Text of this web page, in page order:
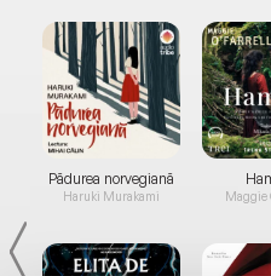
Pădurea norvegiană
Haruki Murakami Maggie